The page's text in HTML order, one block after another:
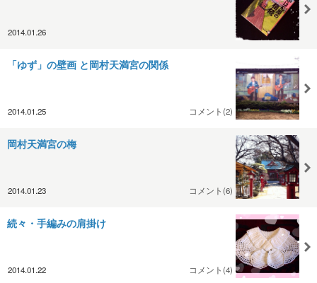
2014.01.26
「ゆず」の壁画 と岡村天満宮の関係
2014.01.25 コメント(2)
岡村天満宮の梅
2014.01.23 コメント(6)
続々・手編みの肩掛け
2014.01.22 コメント(4)